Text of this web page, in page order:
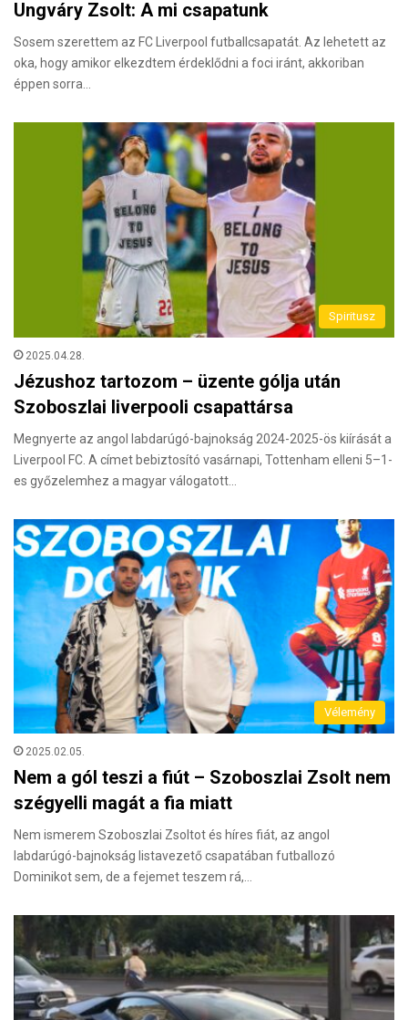
Ungváry Zsolt: A mi csapatunk
Sosem szerettem az FC Liverpool futballcsapatát. Az lehetett az
oka, hogy amikor elkezdtem érdeklődni a foci iránt, akkoriban
éppen sorra…
Spiritusz
2025.04.28.
Jézushoz tartozom – üzente gólja után
Szoboszlai liverpooli csapattársa
Megnyerte az angol labdarúgó-bajnokság 2024-2025-ös kiírását a
Liverpool FC. A címet bebiztosító vasárnapi, Tottenham elleni 5–1-
es győzelemhez a magyar válogatott…
Vélemény
2025.02.05.
Nem a gól teszi a fiút – Szoboszlai Zsolt nem
szégyelli magát a fia miatt
Nem ismerem Szoboszlai Zsoltot és híres fiát, az angol
labdarúgó-bajnokság listavezető csapatában futballozó
Dominikot sem, de a fejemet teszem rá,…